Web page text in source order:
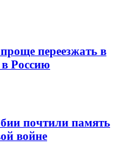
переезжать в
в Россию
почтили память
войне